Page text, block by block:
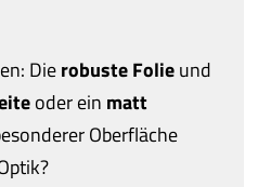
Dierobuste Folieund
oder ein matt
Oberfläche